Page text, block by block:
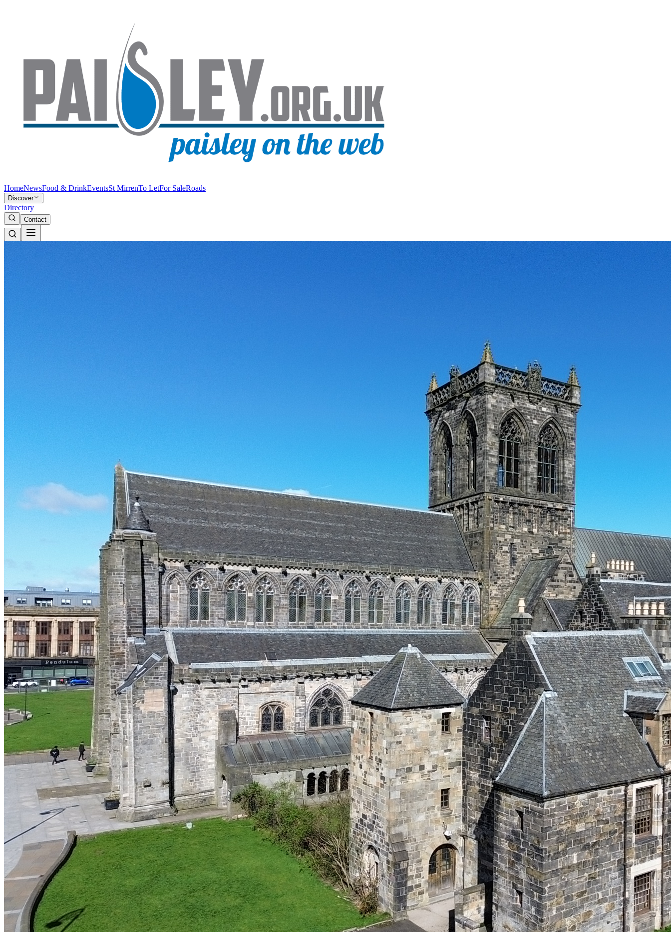
HomeNewsFood & DrinkEventsSt MirrenTo LetFor SaleRoads
Discover
Directory
Contact